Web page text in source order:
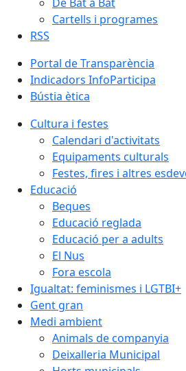
Cartells i programes
RSS
Portal de Transparència
Indicadors InfoParticipa
Bústia ètica
Cultura i festes
Calendari d'activitats
Equipaments culturals
Festes, fires i altres
Educació
Beques
Educació reglada
Educació per a adults
El Nus
Fora escola
Igualtat: feminismes i LGTBI+
Gent gran
Medi ambient
Animals de companyia
Deixalleria Municipal